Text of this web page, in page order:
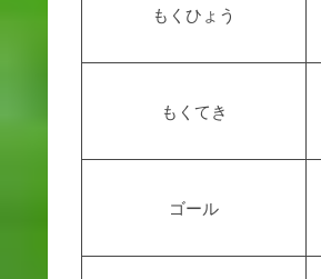
もくひょう
もくてき
ゴール